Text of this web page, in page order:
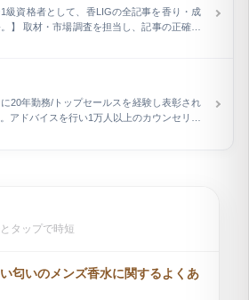
1級資格者として、香LIGの全記事を香り・成
の正確性
。長野県在住で、現在は自身で運営するEC
同時に、air Inc.で市場調査を担当していま
ィアの記事執筆とメディア運営を行い、開
2倍に増加させるなど、デジタルマーケティ
20年勤務/トップセールスを経験し表彰され
アドバイスを行い1万人以上のカウンセリン
タップで時短
匂いのメンズ香水に関するよくあ